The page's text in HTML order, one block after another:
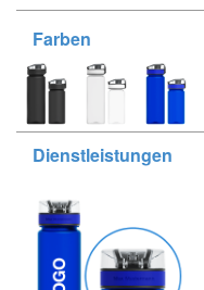
Farben
Dienstleistungen